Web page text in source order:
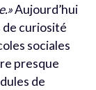
Aujourd’hui
de curiosité
sociales
presque
de